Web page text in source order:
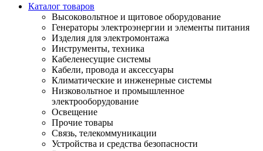
Каталог товаров
Высоковольтное и щитовое оборудование
Генераторы электроэнергии и элементы питания
Изделия для электромонтажа
Инструменты, техника
Кабеленесущие системы
Кабели, провода и аксессуары
Климатические и инженерные системы
Низковольтное и промышленное
электрооборудование
Освещение
Прочие товары
Связь, телекоммуникации
Устройства и средства безопасности